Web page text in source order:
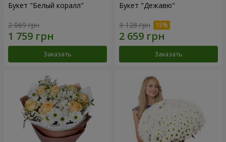
Букет "Белый коралл"
2 069 грн
Заказать
Букет "Дежавю"
3 128 грн
Заказать